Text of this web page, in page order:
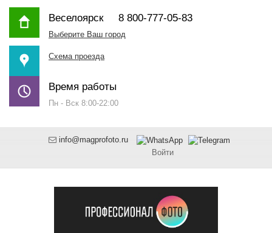
Веселоярск8 800-777-05-83
Выберите Ваш город
Схема проезда
Время работы
Пн - Вск 8:00-22:00
info@magprofoto.ru
Войти